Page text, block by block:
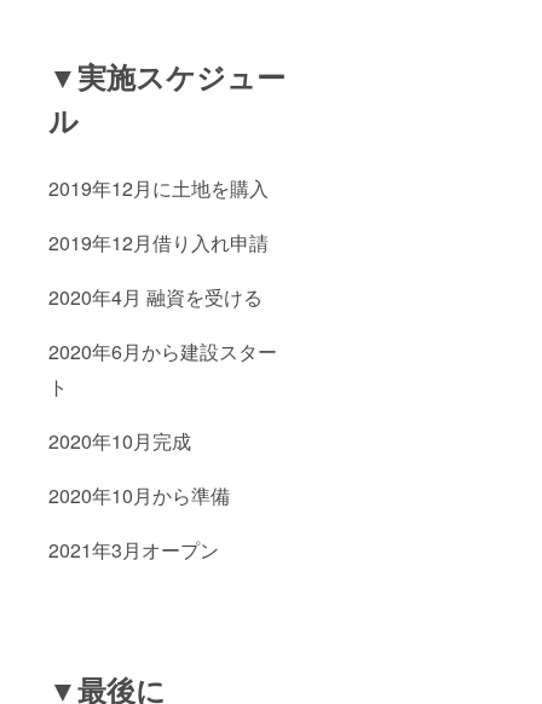
▼実施スケジュー
ル
2019年12月に土地を購入
2019年12月借り入れ申請
2020年4月 融資を受ける
2020年6月から建設スター
ト
2020年10月完成
2020年10月から準備
2021年3月オープン
▼最後に